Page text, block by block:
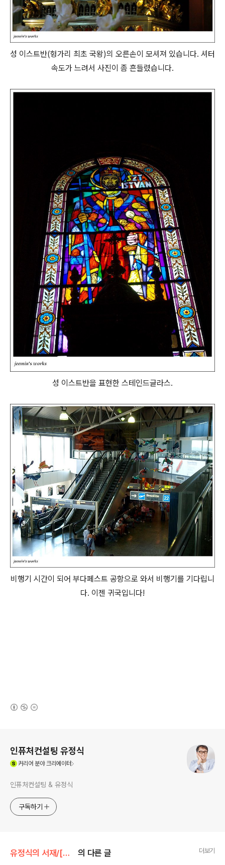
성 이스트반(헝가리 최초 국왕)의 오른손이 모셔져 있습니다. 셔터
속도가 느려서 사진이 좀 흔들렸습니다.
성 이스트반을 표현한 스테인드글라스.
비행기 시간이 되어 부다페스트 공항으로 와서 비행기를 기다립니
다. 이젠 귀국입니다!
인퓨처컨설팅 유정식
커리어 분야 크리에이터
인퓨처컨설팅 & 유정식
구독하기
유정식의 서재/[여행] 삶의 여정 의 다른 글 더보기